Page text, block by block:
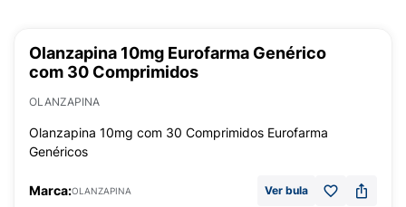
Olanzapina 10mg Eurofarma Genérico
com 30 Comprimidos
OLANZAPINA
Olanzapina 10mg com 30 Comprimidos Eurofarma
Genéricos
Marca:OLANZAPINA Ver bula